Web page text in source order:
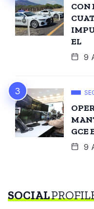
CON
EL
9
GCE
9
SOCIAL